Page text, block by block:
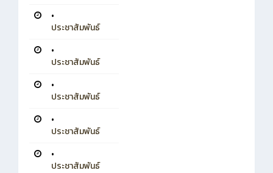
•
ประชาสัมพันธ์
•
ประชาสัมพันธ์
•
ประชาสัมพันธ์
•
ประชาสัมพันธ์
•
ประชาสัมพันธ์